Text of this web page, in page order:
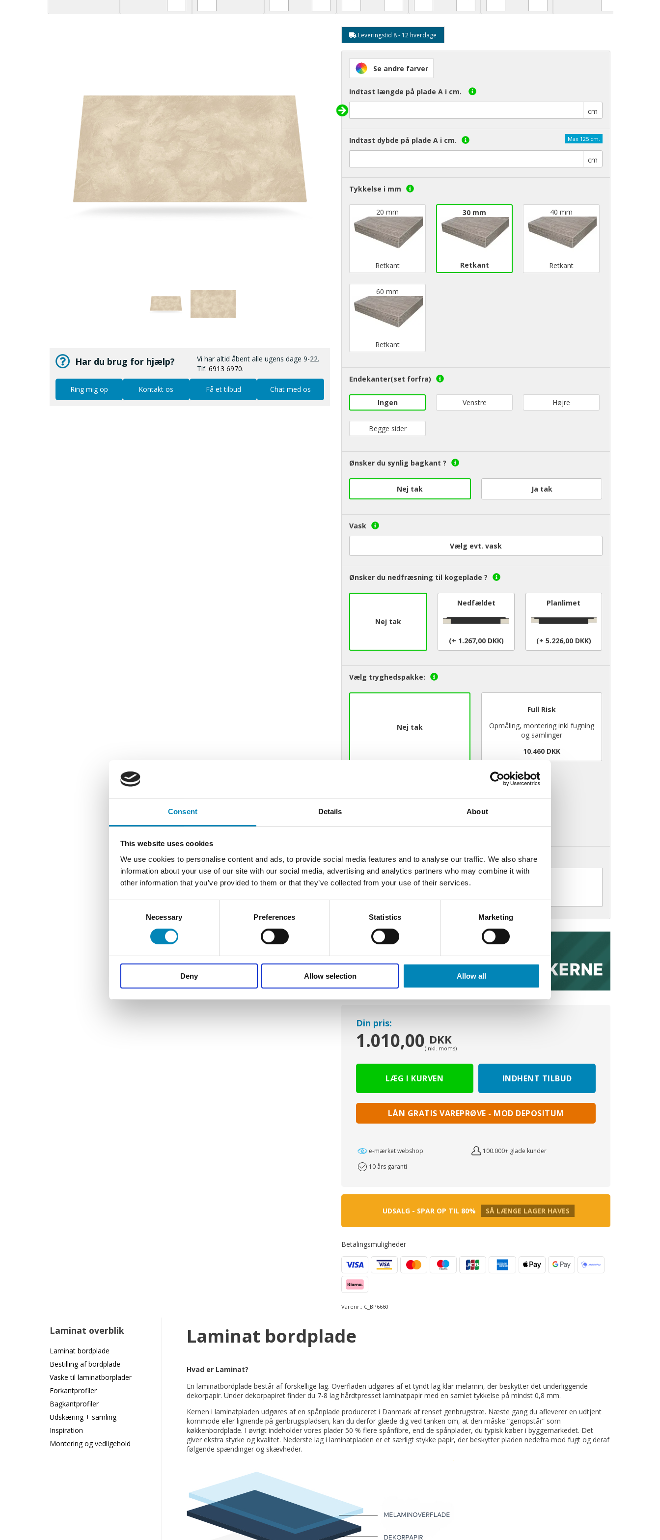
Consent Details About
This website uses cookies
We use cookies to personalise content and ads, to provide social media features and to analyse our traffic. We also share
information about your use of our site with our social media, advertising and analytics partners who may combine it with
other information that you’ve provided to them or that they’ve collected from your use of their services.
Necessary Preferences Statistics Marketing
Deny Allow selection Allow all
Har du brug for hjælp?
Vi har altid åbent alle ugens dage 9-22.
Tlf.6913 6970.
Ring mig op Kontakt os Få et tilbud Chat med os
Leveringstid 8 - 12 hverdage
Se andre farver
Indtast længde på plade A i cm.
cm
Indtast dybde på plade A i cm. Max 125 cm.
cm
Tykkelse i mm
20 mm
Retkant
30 mm
Retkant
40 mm
Retkant
60 mm
Retkant
Endekanter(set forfra)
Ingen Venstre Højre
Begge sider
Ønsker du synlig bagkant ?
Nej tak Ja tak
Vask
Vælg evt. vask
Ønsker du nedfræsning til kogeplade ?
Nej tak
Nedfældet
(+ 1.267,00 DKK)
Planlimet
(+ 5.226,00 DKK)
Vælg tryghedspakke:
Nej tak
Full Risk
Opmåling, montering inkl fugning
og samlinger
10.460 DKK
Kommentar:
Din pris:
1.010,00 DKK
(inkl. moms)
INDHENT TILBUD
LÅN GRATIS VAREPRØVE - MOD DEPOSITUM
e-mærket webshop
100.000+ glade kunder
10 års garanti
UDSALG - SPAR OP TIL 80% SÅ LÆNGE LAGER HAVES
Betalingsmuligheder
Varenr.: C_BP6660
Laminat overblik
Laminat bordplade
Bestilling af bordplade
Vaske til laminatborplader
Forkantprofiler
Bagkantprofiler
Udskæring + samling
Inspiration
Montering og vedligehold
Laminat bordplade
Hvad er Laminat?
En laminatbordplade består af forskellige lag. Overfladen udgøres af et tyndt lag klar melamin, der beskytter det underliggende
dekorpapir. Under dekorpapiret finder du 7-8 lag hårdtpresset laminatpapir med en samlet tykkelse på mindst 0,8 mm.
Kernen i laminatpladen udgøres af en spånplade produceret i Danmark af renset genbrugstræ. Næste gang du afleverer en udtjent
kommode eller lignende på genbrugspladsen, kan du derfor glæde dig ved tanken om, at den måske ”genopstår” som
køkkenbordplade. I øvrigt indeholder vores plader 50 % flere spånfibre, end de spånplader, du typisk køber i byggemarkedet. Det
giver ekstra styrke og kvalitet. Nederste lag i laminatpladen er et særligt stykke papir, der beskytter pladen nedefra mod fugt og deraf
følgende spændinger og skævheder.